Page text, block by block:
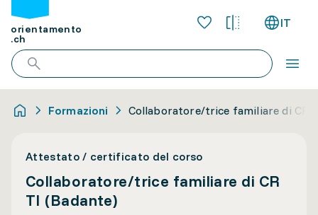
orientamento
.ch
IT
Formazioni Collaboratore/trice familiare di CR
Attestato / certificato del corso
Collaboratore/trice familiare di CR
TI (Badante)